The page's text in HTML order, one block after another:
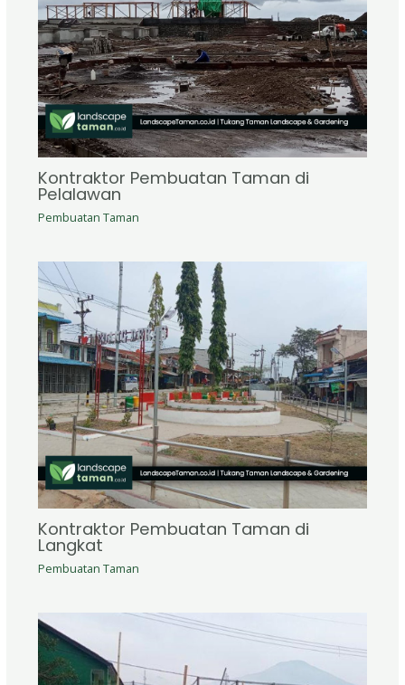
Kontraktor Pembuatan Taman di
Pelalawan
Pembuatan Taman
Kontraktor Pembuatan Taman di
Langkat
Pembuatan Taman